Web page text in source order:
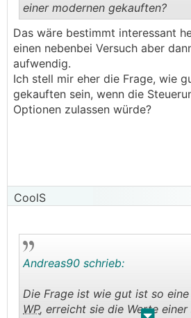
..
einer modernen gekauften?
Das wäre bestimmt interessant
einen nebenbei Versuch aber
aufwendig.
Ich stell mir eher die Frage, wie
gekauften sein, wenn die
Optionen zulassen würde?
CoolS
Andreas90 schrieb:
Die Frage ist wie gut ist so
WP, erreicht sie die Werte einer